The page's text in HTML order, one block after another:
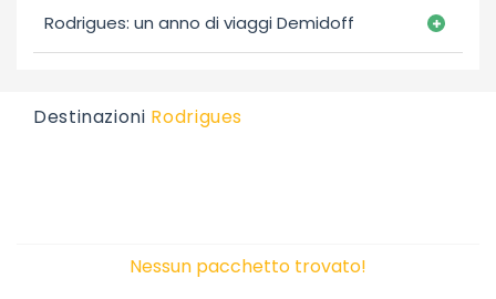
Rodrigues: un anno di viaggi Demidoff
Destinazioni Rodrigues
Nessun pacchetto trovato!